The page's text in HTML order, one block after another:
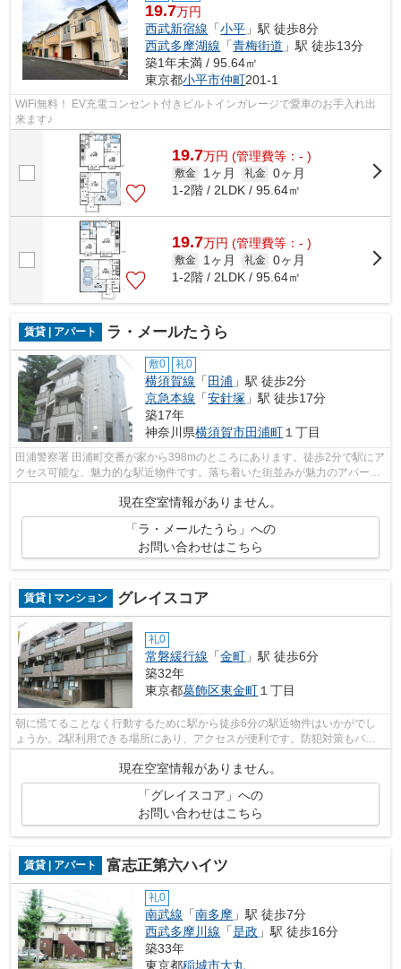
19.7万円
西武新宿線 「小平 」駅 徒歩8分
西武多摩湖線 「青梅街道 」駅 徒歩13分
築1年未満 / 95.64㎡
東京都小平市仲町201-1
WiFi無料！ EV充電コンセント付きビルトインガレージで愛車のお手入れ出
来ます♪
19.7万円 (管理費等：- )
敷金 1ヶ月 礼金 0ヶ月
1-2階 / 2LDK / 95.64㎡
19.7万円 (管理費等：- )
敷金 1ヶ月 礼金 0ヶ月
1-2階 / 2LDK / 95.64㎡
賃貸 | アパート ラ・メールたうら
敷0 礼0
横須賀線 「田浦 」駅 徒歩2分
京急本線 「安針塚 」駅 徒歩17分
築17年
神奈川県横須賀市田浦町 １丁目
田浦警察署 田浦町交番が家から398mのところにあります。徒歩2分で駅にア
クセス可能な、魅力的な駅近物件です。落ち着いた街並みが魅力のアパート
はこちらです。こちらの物件は周辺に...
現在空室情報がありません。
「ラ・メールたうら」への
お問い合わせはこちら
賃貸 | マンション グレイスコア
礼0
常磐緩行線 「金町 」駅 徒歩6分
築32年
東京都葛飾区東金町 １丁目
朝に慌てることなく行動するために駅から徒歩6分の駅近物件はいかがでし
ょうか。2駅利用できる場所にあり、アクセスが便利です。防犯対策もバッ
現在空室情報がありません。
「グレイスコア」への
お問い合わせはこちら
賃貸 | アパート 富志正第六ハイツ
礼0
南武線 「南多摩 」駅 徒歩7分
西武多摩川線 「是政 」駅 徒歩16分
築33年
東京都稲城市大丸